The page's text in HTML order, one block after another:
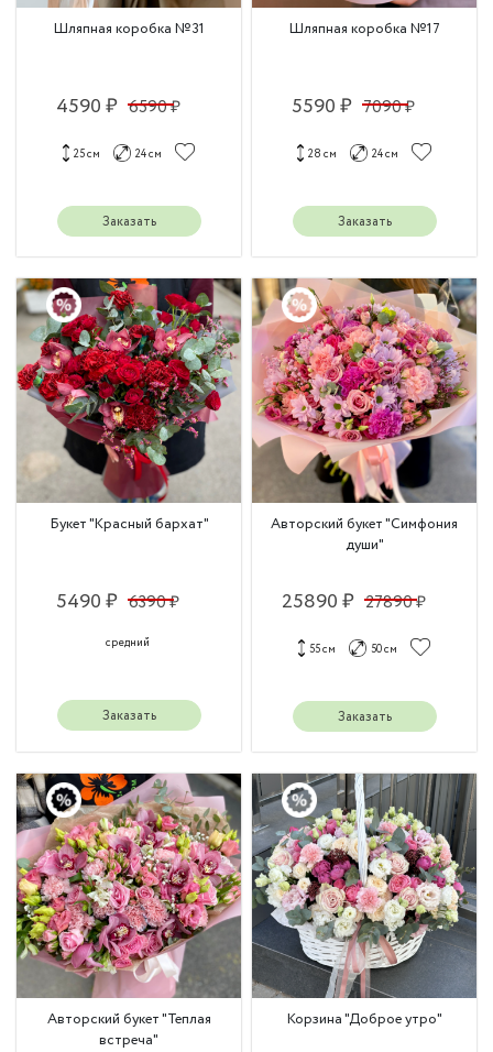
Шляпная коробка №31
4590 ₽ 6590 ₽
25 см 24 см
Заказать
Шляпная коробка №17
5590 ₽ 7090 ₽
28 см 24 см
Заказать
Букет "Красный бархат"
5490 ₽ 6390 ₽
средний
Заказать
Авторский букет "Симфония
души"
25890 ₽ 27890 ₽
55 см 50 см
Заказать
Авторский букет "Теплая
встреча"
Корзина "Доброе утро"